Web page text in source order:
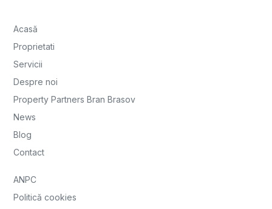
Acasă
Proprietati
Servicii
Despre noi
Property Partners Bran Brasov
News
Blog
Contact
ANPC
Politică cookies